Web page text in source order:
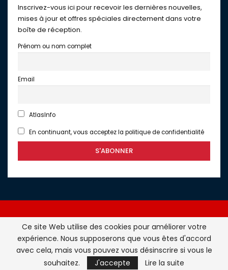
Inscrivez-vous ici pour recevoir les dernières nouvelles,
mises à jour et offres spéciales directement dans votre
boîte de réception.
Prénom ou nom complet
Email
AtlasInfo
En continuant, vous acceptez la politique de confidentialité
Atlasinfo.fr : l'essentiel de l'actualité de la France et du
Maghreb © Tous Droits Réservés - Atlasinfo- 2026
ATLASINFO
Ce site Web utilise des cookies pour améliorer votre
expérience. Nous supposerons que vous êtes d'accord
avec cela, mais vous pouvez vous désinscrire si vous le
souhaitez.
J'accepte Lire la suite